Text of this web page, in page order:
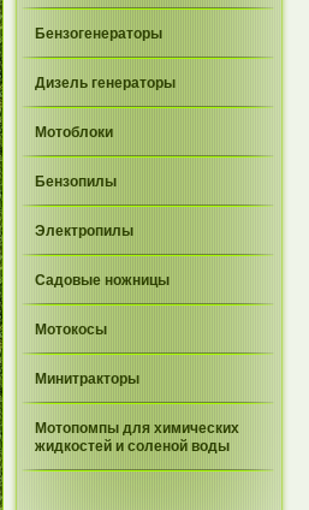
Бензогенераторы
Дизель генераторы
Мотоблоки
Бензопилы
Электропилы
Садовые ножницы
Мотокосы
Минитракторы
Мотопомпы для химических
жидкостей и соленой воды